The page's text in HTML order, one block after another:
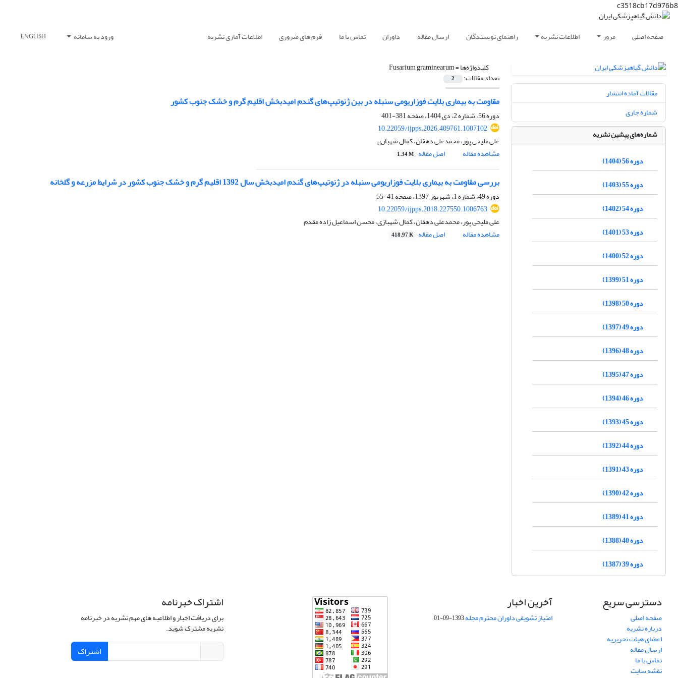
c3518cb17d976b8
صفحه اصلی مرور اطلاعات نشریه راهنمای نویسندگان ارسال مقاله داوران تماس با ما فرم های ضروری اطلاعات آماری نشریه ورود به سامانه ENGLISH
کلیدواژه‌ها =Fusarium graminearum
تعداد مقالات: 2
مقاومت به بیماری بلایت فوزاریومی سنبله در بین ژنوتیپ‌های گندم امیدبخش اقلیم گرم و خشک جنوب کشور
دوره 56، شماره 2، دی 1404، صفحه
381-401
10.22059/ijpps.2026.409761.1007102
علی ملیحی پور، محمدعلی دهقان، کمال شهبازی
مشاهده مقاله
اصل مقاله 1.34 M
بررسی مقاومت به بیماری بلایت فوزاریومی سنبله در ژنوتیپ‌های گندم امیدبخش سال 1392 اقلیم گرم و خشک جنوب کشور در شرایط مزرعه و گلخانه
دوره 49، شماره 1، شهریور 1397، صفحه
41-55
10.22059/ijpps.2018.227550.1006763
علی ملیحی پور، محمدعلی دهقان، کمال شهبازی، محسن اسماعیل زاده مقدم
مشاهده مقاله
اصل مقاله 418.97 K
مقالات آماده انتشار
شماره جاری
شماره‌های پیشین نشریه
دوره 56 (1404)
دوره 55 (1403)
دوره 54 (1402)
دوره 53 (1401)
دوره 52 (1400)
دوره 51 (1399)
دوره 50 (1398)
دوره 49 (1397)
دوره 48 (1396)
دوره 47 (1395)
دوره 46 (1394)
دوره 45 (1393)
دوره 44 (1392)
دوره 43 (1391)
دوره 42 (1390)
دوره 41 (1389)
دوره 40 (1388)
دوره 39 (1387)
دسترسی سریع
صفحه اصلی
درباره نشریه
اعضای هیات تحریریه
ارسال مقاله
تماس با ما
نقشه سایت
آخرین اخبار
امتیاز تشویقی داوران محترم مجله1393-09-01
اشتراک خبرنامه
برای دریافت اخبار و اطلاعیه های مهم نشریه در خبرنامه
نشریه مشترک شوید.
اشتراک